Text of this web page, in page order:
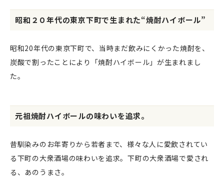
昭和２０年代の東京下町で生まれた“焼酎ハイボール”
昭和20年代の東京下町で、当時まだ飲みにくかった焼酎を、
炭酸で割ったことにより「焼酎ハイボール」が生まれまし
た。
元祖焼酎ハイボールの味わいを追求。
昔馴染みのお年寄りから若者まで、様々な人に愛飲されてい
る下町の大衆酒場の味わいを追求。下町の大衆酒場で愛され
る、あのうまさ。